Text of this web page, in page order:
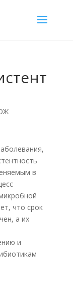
в
что срок
а их
и